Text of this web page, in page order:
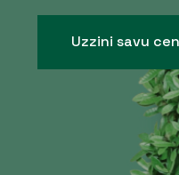
Uzzini savu